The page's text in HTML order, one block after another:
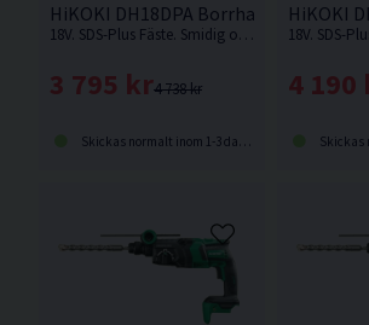
HiKOKI DH18DPA Borrhammare 18V
18V. SDS-Plus Fäste. Smidig och kompakt borrhammare för borrning med eller utan slag från HiKOKI. Levereras utan batteri och laddare.
4 738 kr
3 795 kr
Skickas normalt inom 1-3 dagar
HiKOKI
4 190
Skickas